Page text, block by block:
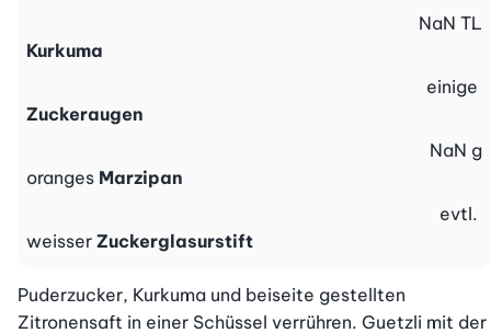
Kurkuma
NaN TL
Zuckeraugen
einige
oranges Marzipan
NaN g
weisser Zuckerglasurstift
evtl.
Puderzucker, Kurkuma und beiseite gestellten
Zitronensaft in einer Schüssel verrühren. Guetzli mit der